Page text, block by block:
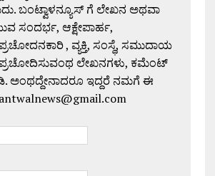
ಬಂಟ್ವಾಳನ್ಯೂಸ್ ಗೆ ಲೇಖನ ಅಥವಾ
ಸಂದರ್ಭ, ಆಕ್ಷೇಪಾರ್ಹ,
, ವ್ಯಕ್ತಿ, ಸಂಸ್ಥೆ, ಸಮುದಾಯ
ಪ್ರಚೋದಿಸುವಂಥ ಲೇಖನಗಳು, ಕಮೆಂಟ್
ಅಂಥದ್ದೇನಾದರೂ ಇದ್ದರೆ ನಮಗೆ ಈ